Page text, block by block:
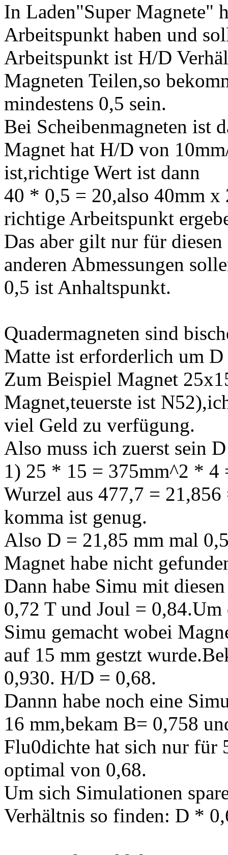
In Laden"Super Magnete"
Arbeitspunkt haben und
Arbeitspunkt ist H/D
Magneten Teilen,so
mindestens 0,5 sein.
Bei Scheibenmagneten ist
Magnet hat H/D von
ist,richtige Wert ist dann
40 * 0,5 = 20,also 40mm x
richtige Arbeitspunkt
Das aber gilt nur für
anderen Abmessungen
0,5 ist Anhaltspunkt.
Quadermagneten sind
Matte ist erforderlich um D
Zum Beispiel Magnet
Magnet,teuerste ist
viel Geld zu verfügung.
Also muss ich zuerst sein
1) 25 * 15 = 375mm^2 * 4
Wurzel aus 477,7 =
komma ist genug.
Also D = 21,85 mm mal
Magnet habe nicht
Dann habe Simu mit
0,72 T und Joul =
Simu gemacht wobei
auf 15 mm gestzt
0,930. H/D = 0,68.
Dannn habe noch eine
16 mm,bekam B= 0,758
Flu0dichte hat sich nur für
optimal von 0,68.
Um sich Simulationen
Verhältnis so finden: D *